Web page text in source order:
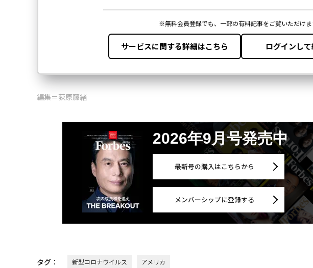
編集＝荻原藤緒
2026年9月号発売中
最新号の購入はこちらから
メンバーシップに登録する
タグ： 新型コロナウイルス アメリカ